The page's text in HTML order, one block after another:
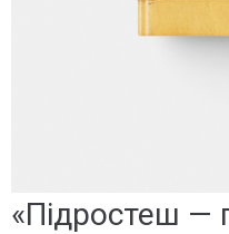
«Підростеш —